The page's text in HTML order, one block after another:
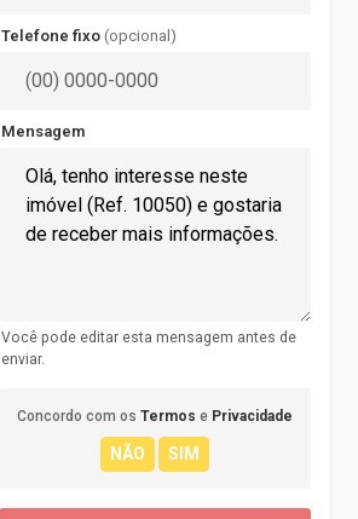
Telefone fixo (opcional)
Mensagem
Você pode editar esta mensagem antes de
enviar.
Concordo com os Termos e Privacidade